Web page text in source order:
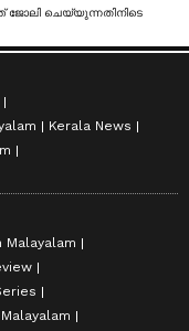
Kerala News
Malayalam